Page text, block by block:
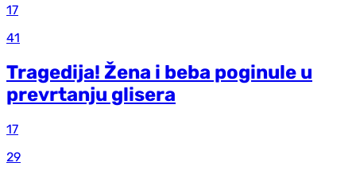
17
41
Tragedija! Žena i beba poginule u
prevrtanju glisera
17
29